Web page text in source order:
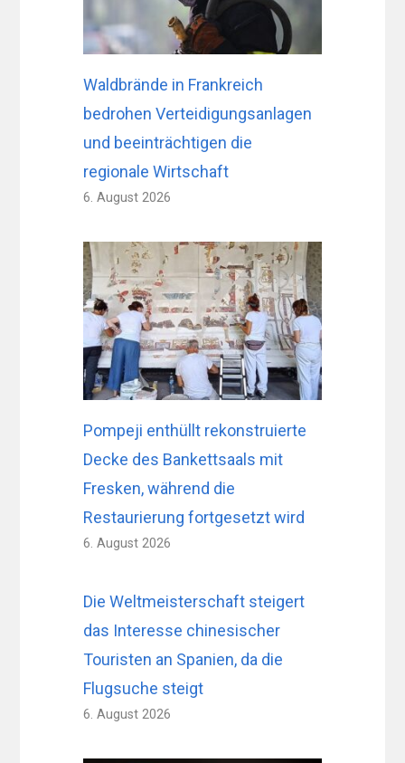
Waldbrände in Frankreich
bedrohen Verteidigungsanlagen
und beeinträchtigen die
regionale Wirtschaft
6. August 2026
Pompeji enthüllt rekonstruierte
Decke des Bankettsaals mit
Fresken, während die
Restaurierung fortgesetzt wird
6. August 2026
Die Weltmeisterschaft steigert
das Interesse chinesischer
Touristen an Spanien, da die
Flugsuche steigt
6. August 2026